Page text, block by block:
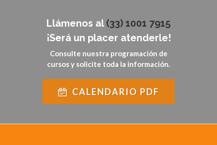
Llámenos al (33) 1001 7915
¡Será un placer atenderle!
Consulte nuestra programación de
cursos y solicite toda la información.
CALENDARIO PDF